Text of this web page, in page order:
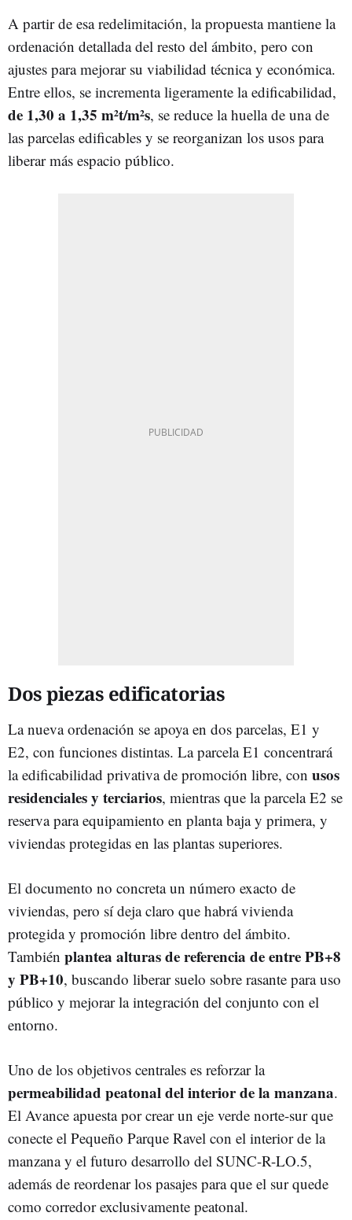
A partir de esa redelimitación, la propuesta mantiene la
ordenación detallada del resto del ámbito, pero con
ajustes para mejorar su viabilidad técnica y económica.
Entre ellos, se incrementa ligeramente la edificabilidad,
de 1,30 a 1,35 m²t/m²s, se reduce la huella de una de
las parcelas edificables y se reorganizan los usos para
liberar más espacio público.
Dos piezas edificatorias
La nueva ordenación se apoya en dos parcelas, E1 y
E2, con funciones distintas. La parcela E1 concentrará
la edificabilidad privativa de promoción libre, con usos
residenciales y terciarios, mientras que la parcela E2 se
reserva para equipamiento en planta baja y primera, y
viviendas protegidas en las plantas superiores.
El documento no concreta un número exacto de
viviendas, pero sí deja claro que habrá vivienda
protegida y promoción libre dentro del ámbito.
También plantea alturas de referencia de entre PB+8
y PB+10, buscando liberar suelo sobre rasante para uso
público y mejorar la integración del conjunto con el
entorno.
Uno de los objetivos centrales es reforzar la
permeabilidad peatonal del interior de la manzana.
El Avance apuesta por crear un eje verde norte-sur que
conecte el Pequeño Parque Ravel con el interior de la
manzana y el futuro desarrollo del SUNC-R-LO.5,
además de reordenar los pasajes para que el sur quede
como corredor exclusivamente peatonal.